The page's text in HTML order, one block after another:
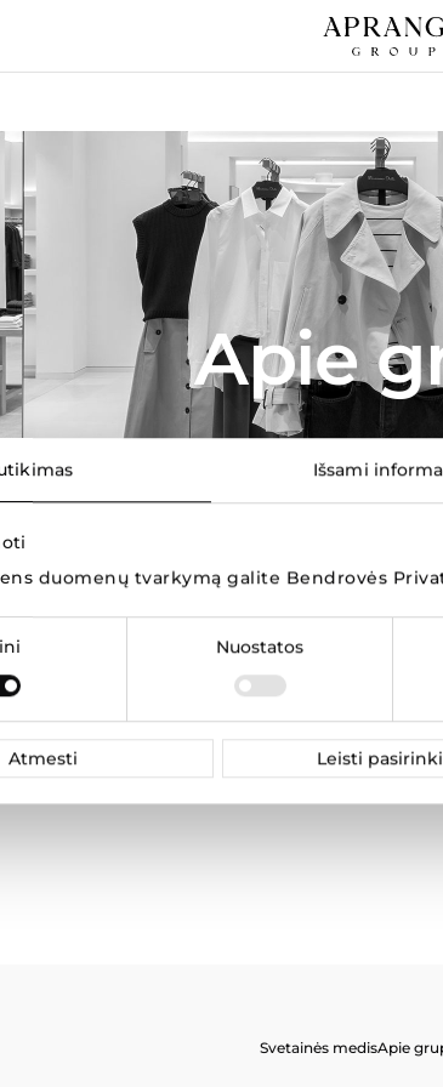
Išsami
duomenų tvarkymą galite Bendrovės
Nuostatos
Atmesti Leisti
Apie
įvykiai
Svetainės medisApie